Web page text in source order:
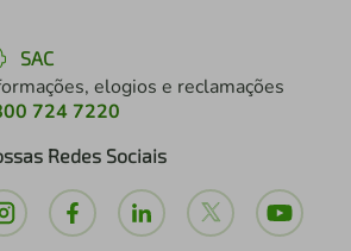
SAC
elogios e reclamações
724 7220
Redes Sociais